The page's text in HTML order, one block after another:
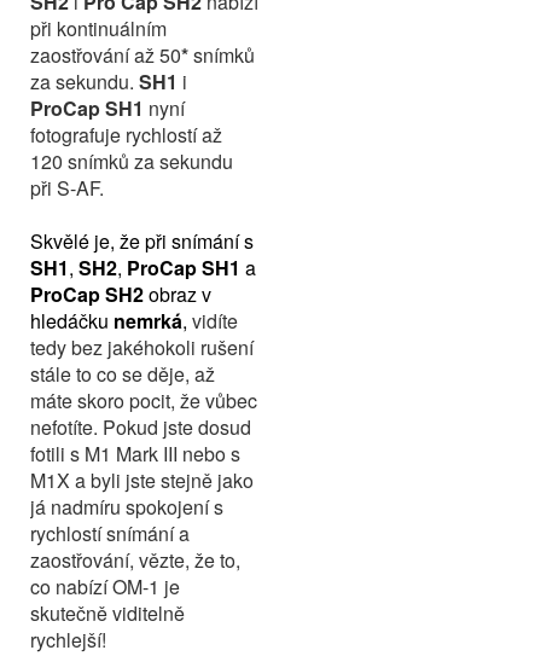
při kontinuálním
zaostřování až 50*snímků
za sekundu. SH1 i
ProCap SH1 nyní
fotografuje rychlostí až
120 snímků za sekundu
při S-AF.
Skvělé je, že při snímání s
SH1, SH2, ProCap SH1 a
ProCap SH2obraz v
hledáčku nemrká, vidíte
tedy bez jakéhokoli rušení
stále to co se děje, až
máte skoro pocit, že vůbec
nefotíte. Pokud jste dosud
fotili s M1 Mark III nebo s
M1X a byli jste stejně jako
já nadmíru spokojení s
rychlostí snímání a
zaostřování, vězte, že to,
co nabízí OM-1 je
skutečně viditelně
rychlejší!